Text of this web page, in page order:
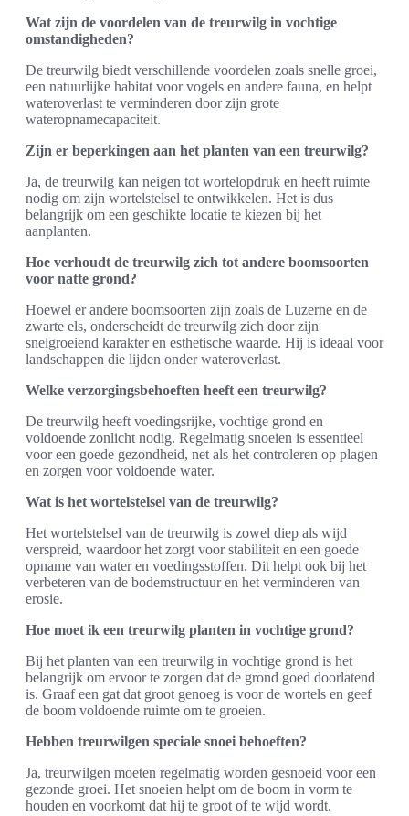
Wat zijn de voordelen van de treurwilg in vochtige
omstandigheden?
De treurwilg biedt verschillende voordelen zoals snelle groei,
een natuurlijke habitat voor vogels en andere fauna, en helpt
wateroverlast te verminderen door zijn grote
wateropnamecapaciteit.
Zijn er beperkingen aan het planten van een treurwilg?
Ja, de treurwilg kan neigen tot wortelopdruk en heeft ruimte
nodig om zijn wortelstelsel te ontwikkelen. Het is dus
belangrijk om een geschikte locatie te kiezen bij het
aanplanten.
Hoe verhoudt de treurwilg zich tot andere boomsoorten
voor natte grond?
Hoewel er andere boomsoorten zijn zoals de Luzerne en de
zwarte els, onderscheidt de treurwilg zich door zijn
snelgroeiend karakter en esthetische waarde. Hij is ideaal voor
landschappen die lijden onder wateroverlast.
Welke verzorgingsbehoeften heeft een treurwilg?
De treurwilg heeft voedingsrijke, vochtige grond en
voldoende zonlicht nodig. Regelmatig snoeien is essentieel
voor een goede gezondheid, net als het controleren op plagen
en zorgen voor voldoende water.
Wat is het wortelstelsel van de treurwilg?
Het wortelstelsel van de treurwilg is zowel diep als wijd
verspreid, waardoor het zorgt voor stabiliteit en een goede
opname van water en voedingsstoffen. Dit helpt ook bij het
verbeteren van de bodemstructuur en het verminderen van
erosie.
Hoe moet ik een treurwilg planten in vochtige grond?
Bij het planten van een treurwilg in vochtige grond is het
belangrijk om ervoor te zorgen dat de grond goed doorlatend
is. Graaf een gat dat groot genoeg is voor de wortels en geef
de boom voldoende ruimte om te groeien.
Hebben treurwilgen speciale snoei behoeften?
Ja, treurwilgen moeten regelmatig worden gesnoeid voor een
gezonde groei. Het snoeien helpt om de boom in vorm te
houden en voorkomt dat hij te groot of te wijd wordt.